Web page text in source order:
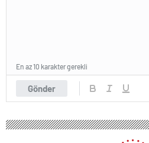
Gönder
En az 10 karakter gerekli